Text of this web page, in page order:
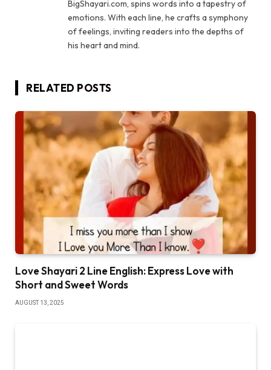
BigShayari.com, spins words into a tapestry of
emotions. With each line, he crafts a symphony
of feelings, inviting readers into the depths of
his heart and mind.
RELATED POSTS
Love Shayari 2 Line English: Express Love with
Short and Sweet Words
AUGUST 13, 2025